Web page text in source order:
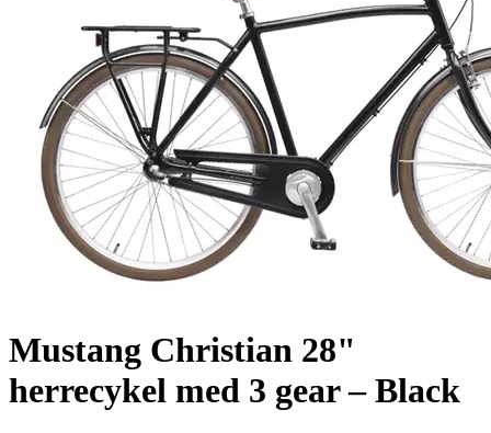
Mustang Christian 28"
herrecykel med 3 gear – Black